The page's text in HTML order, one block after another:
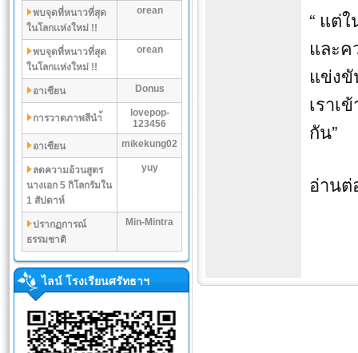
พบจุดที่หนาวที่สุด
ในโลกเเห่งใหม่ !!
orean
พบจุดที่หนาวที่สุด
ในโลกเเห่งใหม่ !!
orean
อาเซียน Donus
การวาดภาพสีนำ้
lovepop-
123456
อาเซียน
mikekung02
ลดความอ้วนสูตร
นางเอก 5 กิโลกรัมใน
1 สัปดาห์
yuy
ปรากฏการณ์
ธรรมชาติ
Min-Mintra
ไลน์ โรงเรียนศรัทธาฯ
“ แต่
และค
แข่ง
เราเ
กัน”
อ่านต่